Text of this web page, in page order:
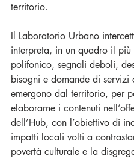
territorio.
Il Laboratorio Urbano
interpreta, in un quadro il più
polifonico, segnali deboli,
bisogni e domande di servizi
emergono dal territorio, per
elaborarne i contenuti
dell’Hub, con l’obiettivo di
impatti locali volti a
povertà culturale e la